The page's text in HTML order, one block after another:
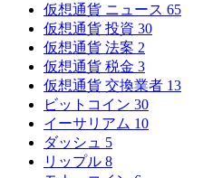
仮想通貨 ニュース 65
仮想通貨 投資 30
仮想通貨 法案 2
仮想通貨 税金 3
仮想通貨 交換業者 13
ビットコイン 30
イーサリアム 10
ダッシュ 5
リップル 8